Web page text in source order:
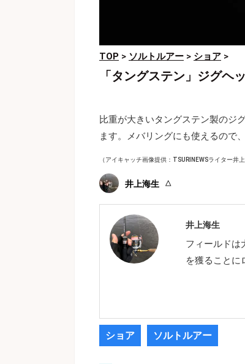
TOP > ソルトルアー > ショア >
「タングステン」ジグ
比重が大きいタングステン製のジ
ます。メバリングにも使えるので
（アイキャッチ画像提供：TSURINEWSライター井上
井上海生
井上海生
フィールドは
を獲ることに
ショア ソルトルアー